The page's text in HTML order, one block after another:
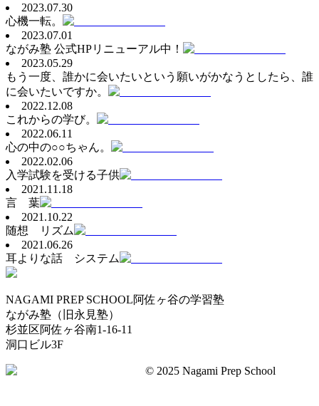
2023.07.30
心機一転。
2023.07.01
ながみ塾 公式HPリニューアル中！
2023.05.29
もう一度、誰かに会いたいという願いがかなうとしたら、誰
に会いたいですか。
2022.12.08
これからの学び。
2022.06.11
心の中の○○ちゃん。
2022.02.06
入学試験を受ける子供
2021.11.18
言 葉
2021.10.22
随想 リズム
2021.06.26
耳よりな話 システム
NAGAMI PREP SCHOOL阿佐ヶ谷の学習塾
ながみ塾（旧永見塾）
杉並区阿佐ヶ谷南1-16-11
洞口ビル3F
©︎ 2025 Nagami Prep School